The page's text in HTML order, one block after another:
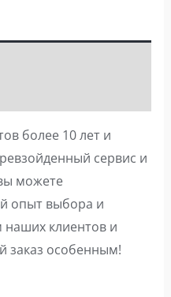
более 10 лет и
сервис и
можете
опыт выбора и
клиентов и
заказ особенным!